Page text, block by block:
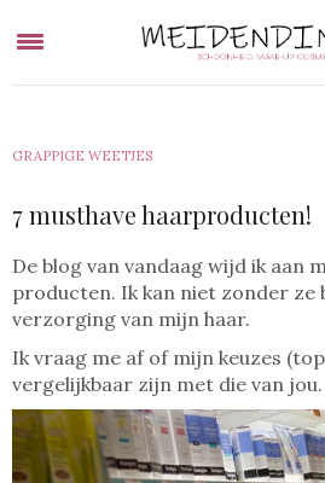
GRAPPIGE WEETJES
7 musthave haarproducten!
De blog van vandaag wijd ik aan
producten. Ik kan niet zonder ze
verzorging van mijn haar.
Ik vraag me af of mijn keuzes
vergelijkbaar zijn met die van jou.